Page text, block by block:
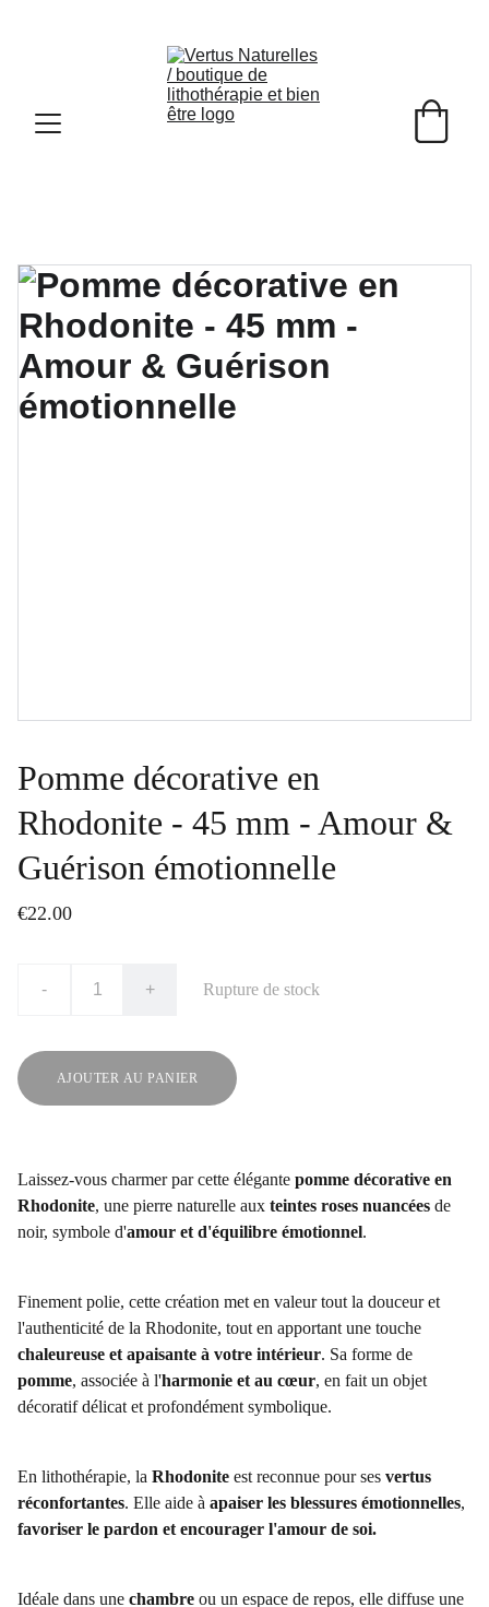
Pomme décorative en
Rhodonite - 45 mm - Amour &
Guérison émotionnelle
€22.00
- + Rupture de stock
AJOUTER AU PANIER
Laissez-vous charmer par cette élégante pomme décorative en
Rhodonite, une pierre naturelle aux teintes roses nuancées de
noir, symbole d'amour et d'équilibre émotionnel.
Finement polie, cette création met en valeur tout la douceur et
l'authenticité de la Rhodonite, tout en apportant une touche
chaleureuse et apaisante à votre intérieur. Sa forme de
pomme, associée à l'harmonie et au cœur, en fait un objet
décoratif délicat et profondément symbolique.
En lithothérapie, la Rhodonite est reconnue pour ses vertus
réconfortantes. Elle aide à apaiser les blessures émotionnelles,
favoriser le pardon et encourager l'amour de soi.
Idéale dans une chambre ou un espace de repos, elle diffuse une